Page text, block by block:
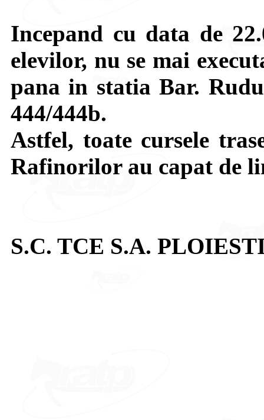
Incepand cu data de
elevilor, nu se mai
pana in statia Bar.
444/444b.
Astfel, toate cursele
Rafinorilor au capat de
S.C. TCE S.A.